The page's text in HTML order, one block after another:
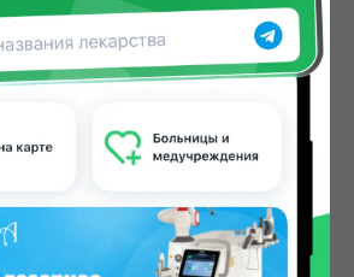
МЛ ГЕЛЬ ДЛЯ ЧИСТКИ ТРУБ
заказать в аптеках, Арча,
TJS в Душанбе и других